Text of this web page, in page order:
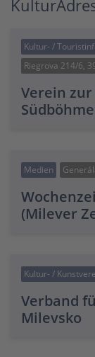
Kultur- /
Riegrova 214/6,
Verein
Medien
(Milever
Kultur- /
Verband
Milevsko